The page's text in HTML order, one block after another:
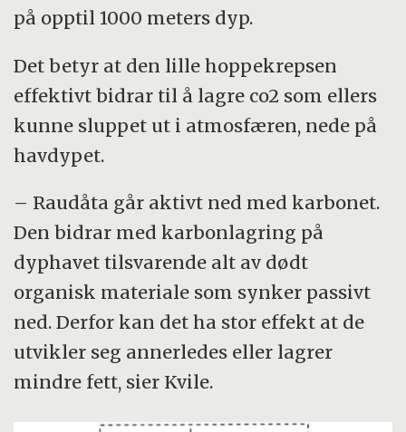
på opptil 1000 meters dyp.
Det betyr at den lille hoppekrepsen
effektivt bidrar til å lagre co2 som ellers
kunne sluppet ut i atmosfæren, nede på
havdypet.
– Raudåta går aktivt ned med karbonet.
Den bidrar med karbonlagring på
dyphavet tilsvarende alt av dødt
organisk materiale som synker passivt
ned. Derfor kan det ha stor effekt at de
utvikler seg annerledes eller lagrer
mindre fett, sier Kvile.